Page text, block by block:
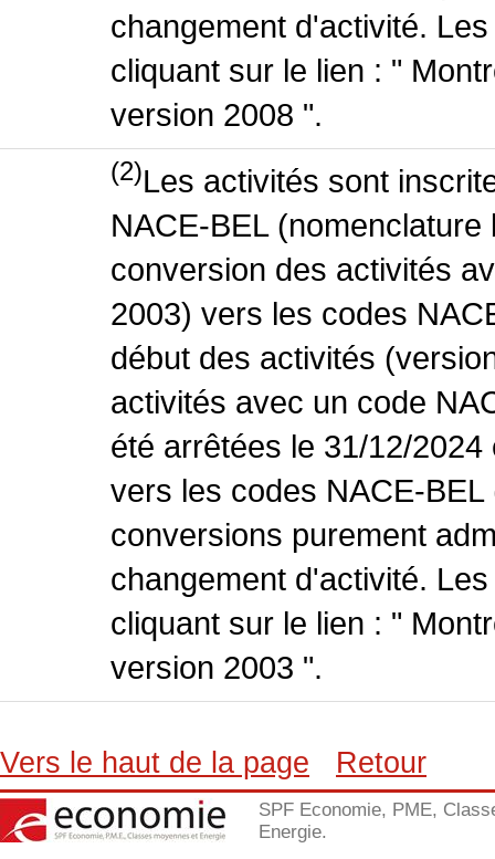
changement d'activité.
cliquant sur le lien : "
version 2008 ".
(2)Les activités sont
NACE-BEL
conversion des activités
2003) vers les codes
début des activités
activités avec un code
été arrêtées le 31/12/
vers les codes NACE-
conversions purement
changement d'activité.
cliquant sur le lien : "
version 2003 ".
Vers le haut de la page Retour
SPF Economie, PME,
Energie.